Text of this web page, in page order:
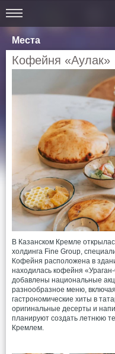
Места
Кофейня «Аулак»
В Казанском Кремле
холдинга Fine Group,
Кофейня расположена в
находилась кофейня
добавлены национальные
разнообразное меню,
гастрономические хиты в
оригинальные десерты и
планируют создать летнюю
Кремлем.